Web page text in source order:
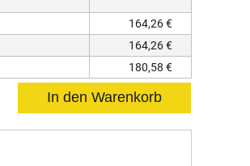
164,26 €
164,26 €
180,58 €